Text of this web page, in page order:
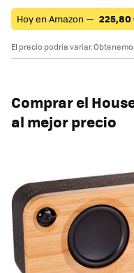
Hoy en Amazon — 225,80
El precio podría variar.
Comprar el
al mejor precio